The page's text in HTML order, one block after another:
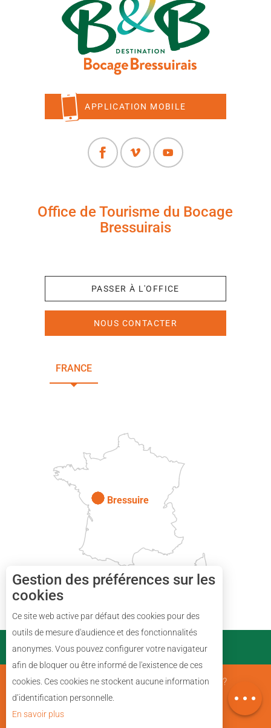
Description
Carte
APPLICATION MOBILE
Office de Tourisme du Bocage
Bressuirais
PASSER À L'OFFICE
NOUS CONTACTER
FRANCE
Bressuire
PARTENAIRES
Mentions Légales Qui sommes nous ?
Gestion des préférences sur les
cookies
Ce site web active par défaut des cookies pour des
outils de mesure d'audience et des fonctionnalités
anonymes. Vous pouvez configurer votre navigateur
afin de bloquer ou être informé de l'existence de ces
cookies. Ces cookies ne stockent aucune information
d’identification personnelle.
En savoir plus